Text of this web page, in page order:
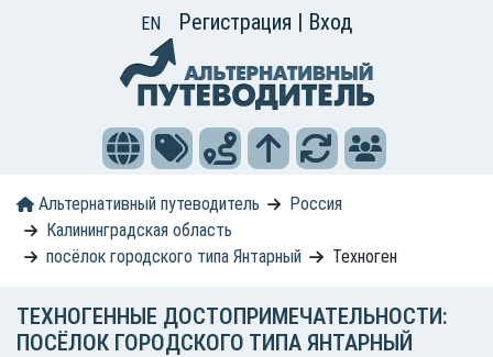
EN Регистрация | Вход
Альтернативный путеводитель
Россия
Калининградская область
посёлок городского типа Янтарный
Техноген
ТЕХНОГЕННЫЕ ДОСТОПРИМЕЧАТЕЛЬНОСТИ:
ПОСЁЛОК ГОРОДСКОГО ТИПА ЯНТАРНЫЙ